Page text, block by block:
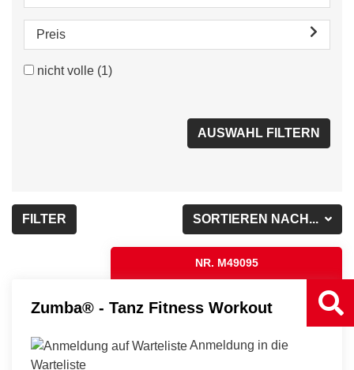
Preis
nicht volle (1)
SORTIEREN NACH...
FILTER
NR. M49095
Zumba® - Tanz Fitness Workout
Anmeldung in die
Warteliste